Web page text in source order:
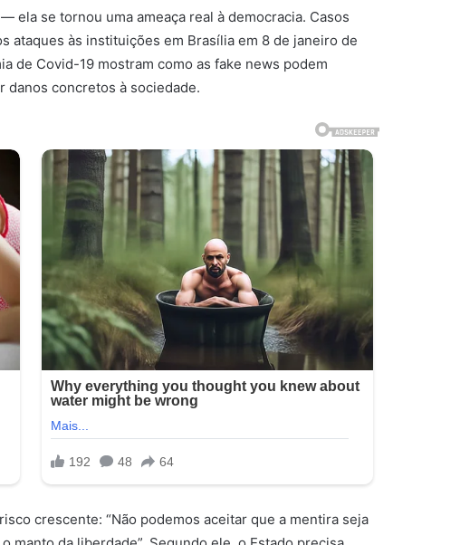
ela se tornou uma ameaça real à democracia. Casos
ataques às instituições em Brasília em 8 de janeiro de
de Covid-19 mostram como as fake news podem
danos concretos à sociedade.
crescente: “Não podemos aceitar que a mentira seja